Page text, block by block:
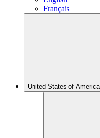
Français
United States of America